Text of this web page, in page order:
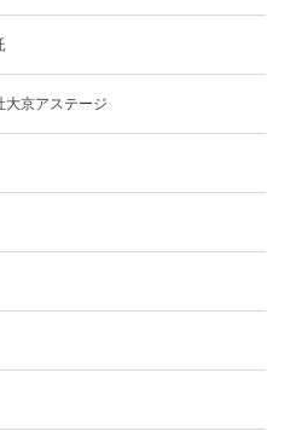
大京アステージ